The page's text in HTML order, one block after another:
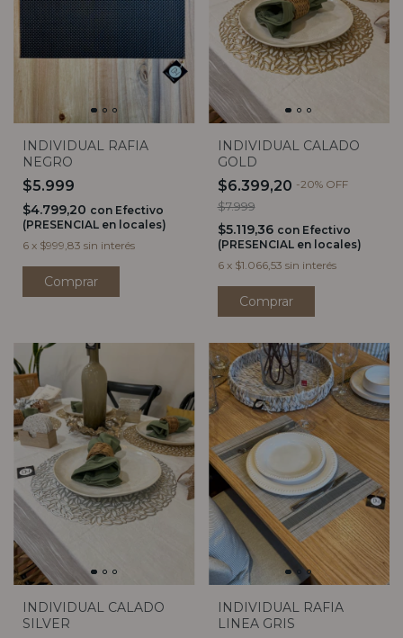
INDIVIDUAL RAFIA
NEGRO
$5.999
$4.799,20 con Efectivo
(PRESENCIAL en locales)
6 x $999,83 sin interés
INDIVIDUAL CALADO
GOLD
$6.399,20 -20% OFF
$7.999
$5.119,36 con Efectivo
(PRESENCIAL en locales)
6 x $1.066,53 sin interés
INDIVIDUAL CALADO
SILVER
INDIVIDUAL RAFIA
LINEA GRIS